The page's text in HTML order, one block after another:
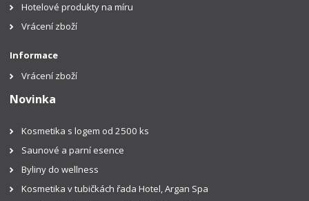
Hotelové produkty na míru
Vrácení zboží
Informace
Vrácení zboží
Novinka
Kosmetika s logem od 2500 ks
Saunové a parní esence
Byliny do wellness
Kosmetika v tubičkách řada Hotel, Argan Spa